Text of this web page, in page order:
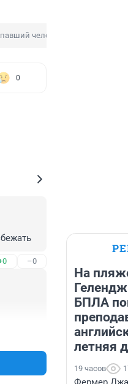
человек
0
–0
На
БПЛА
летняя
19 часов